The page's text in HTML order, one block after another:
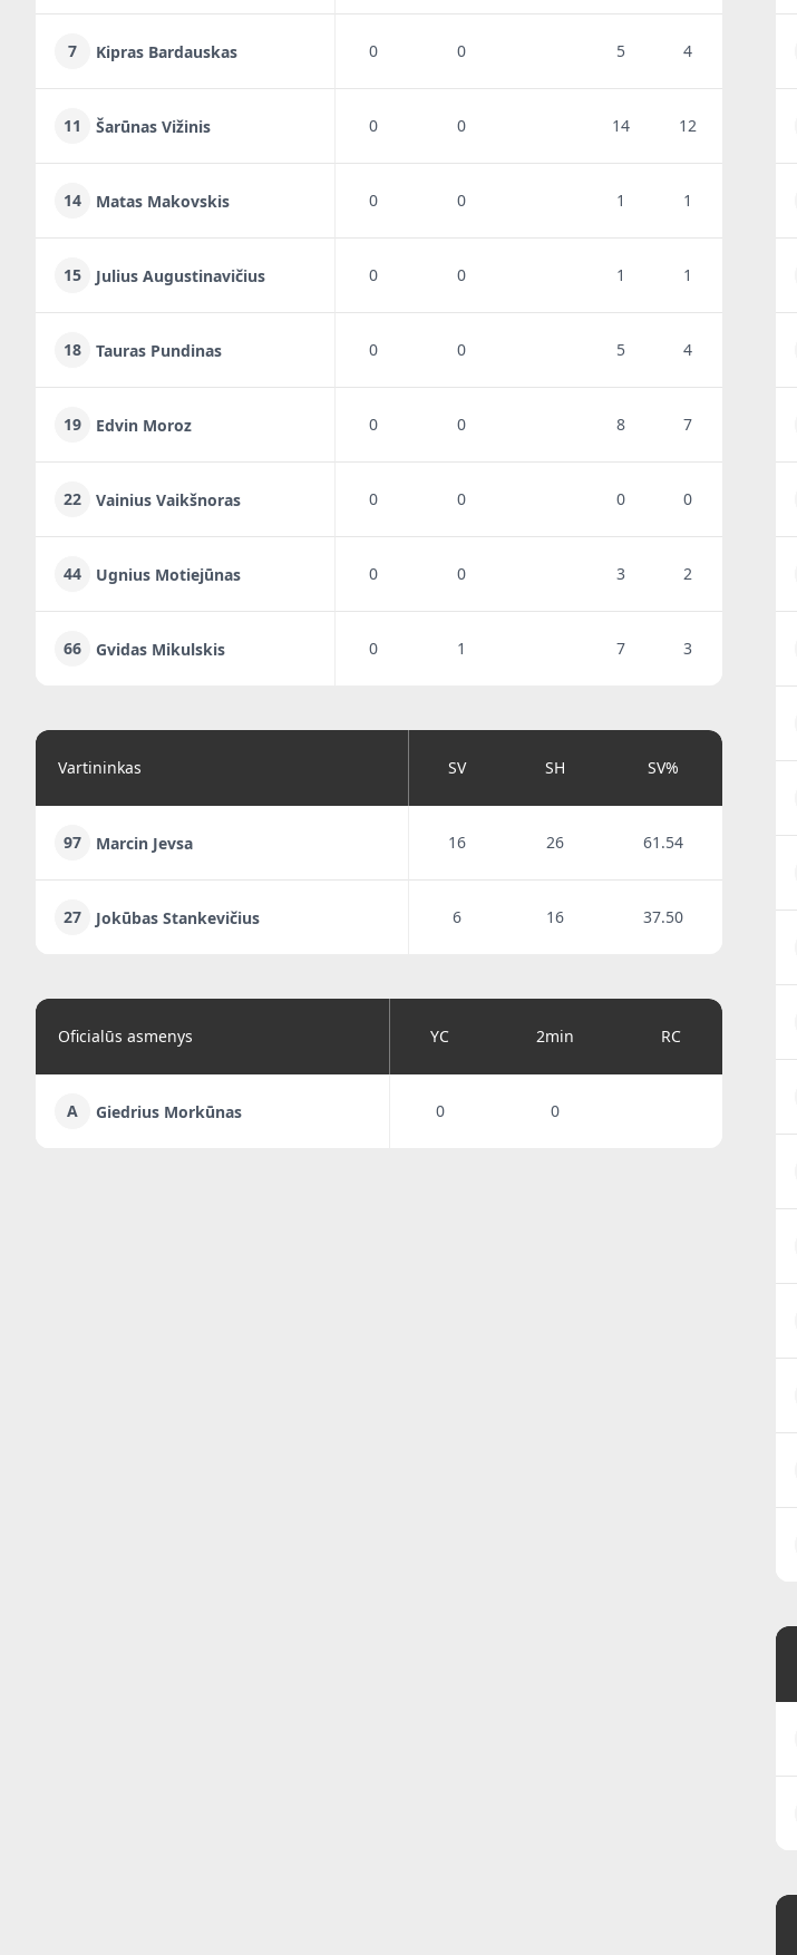
7 Kipras Bardauskas 0 0 5 4
11 Šarūnas Vižinis 0 0 14 12
14 Matas Makovskis 0 0 1 1
15 Julius Augustinavičius 0 0 1 1
18 Tauras Pundinas 0 0 5 4
19 Edvin Moroz 0 0 8 7
22 Vainius Vaikšnoras 0 0 0 0
44 Ugnius Motiejūnas 0 0 3 2
66 Gvidas Mikulskis 0 1 7 3
Vartininkas SV SH SV%
97 Marcin Jevsa 16 26 61.54
27 Jokūbas Stankevičius 6 16 37.50
Oficialūs asmenys YC 2min RC
A Giedrius Morkūnas 0 0